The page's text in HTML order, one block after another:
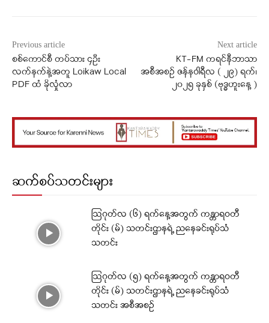
Previous article
စစ်ကောင်စီ တပ်သား ၄ဦး
လက်နက်နဲ့အတူ Loikaw Local
PDF ထံ ခိုလှုံလာ
Next article
KT-FM ကရင်နီဘာသာ
အစီအစဉ် ဇန်နဝါရီလ ( ၂၉) ရက်၊
၂၀၂၅ ခုနှစ် (ဗုဒ္ဓဟူးနေ့ )
ဆက်စပ်သတင်းများ
ဩဂုတ်လ (၆) ရက်နေ့အတွက် ကန္တာရဝတီ
တိုင်း (မ်) သတင်းဌာနရဲ့ ညနေခင်းရုပ်သံ
သတင်း
ဩဂုတ်လ (၅) ရက်နေ့အတွက် ကန္တာရဝတီ
တိုင်း (မ်) သတင်းဌာနရဲ့ ညနေခင်းရုပ်သံ
သတင်း အစီအစဉ်